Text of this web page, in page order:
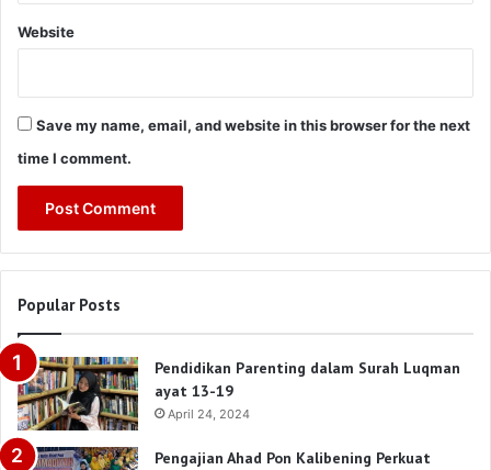
Website
Save my name, email, and website in this browser for the next
time I comment.
Popular Posts
Pendidikan Parenting dalam Surah Luqman
ayat 13-19
April 24, 2024
Pengajian Ahad Pon Kalibening Perkuat